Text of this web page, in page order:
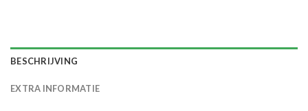
BESCHRIJVING
EXTRA INFORMATIE